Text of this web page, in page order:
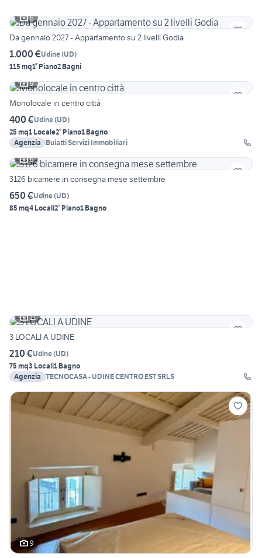
6
Da gennaio 2027 - Appartamento su 2 livelli Godia
1.000 €Udine(UD)
115 mq1° Piano2 Bagni
9
Monolocale in centro città
400 €Udine(UD)
25 mq1 Locale2° Piano1 Bagno
Agenzia
Buiatti Servizi Immobiliari
6
3126 bicamere in consegna mese settembre
650 €Udine(UD)
85 mq4 Locali2° Piano1 Bagno
11
3 LOCALI A UDINE
210 €Udine(UD)
75 mq3 Locali1 Bagno
Agenzia TECNOCASA - UDINE CENTRO EST SRLS
9